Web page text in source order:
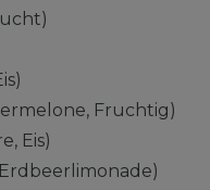
Fruchtig)
Eis)